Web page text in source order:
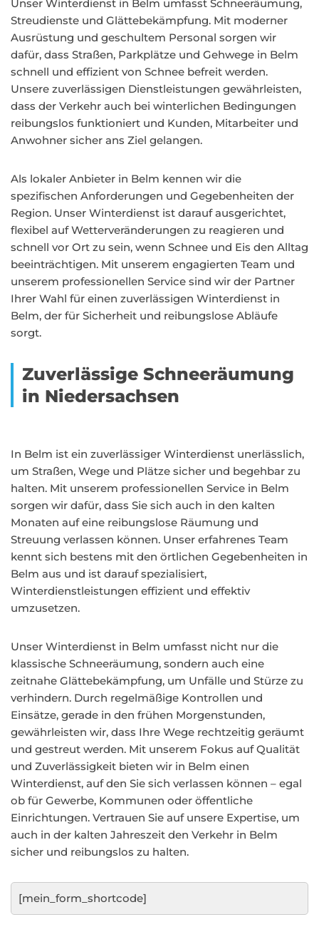
Unser Winterdienst in Belm umfasst Schneeräumung,
Streudienste und Glättebekämpfung. Mit moderner
Ausrüstung und geschultem Personal sorgen wir
dafür, dass Straßen, Parkplätze und Gehwege in Belm
schnell und effizient von Schnee befreit werden.
Unsere zuverlässigen Dienstleistungen gewährleisten,
dass der Verkehr auch bei winterlichen Bedingungen
reibungslos funktioniert und Kunden, Mitarbeiter und
Anwohner sicher ans Ziel gelangen.
Als lokaler Anbieter in Belm kennen wir die
spezifischen Anforderungen und Gegebenheiten der
Region. Unser Winterdienst ist darauf ausgerichtet,
flexibel auf Wetterveränderungen zu reagieren und
schnell vor Ort zu sein, wenn Schnee und Eis den Alltag
beeinträchtigen. Mit unserem engagierten Team und
unserem professionellen Service sind wir der Partner
Ihrer Wahl für einen zuverlässigen Winterdienst in
Belm, der für Sicherheit und reibungslose Abläufe
sorgt.
Zuverlässige Schneeräumung
in Niedersachsen
In Belm ist ein zuverlässiger Winterdienst unerlässlich,
um Straßen, Wege und Plätze sicher und begehbar zu
halten. Mit unserem professionellen Service in Belm
sorgen wir dafür, dass Sie sich auch in den kalten
Monaten auf eine reibungslose Räumung und
Streuung verlassen können. Unser erfahrenes Team
kennt sich bestens mit den örtlichen Gegebenheiten in
Belm aus und ist darauf spezialisiert,
Winterdienstleistungen effizient und effektiv
umzusetzen.
Unser Winterdienst in Belm umfasst nicht nur die
klassische Schneeräumung, sondern auch eine
zeitnahe Glättebekämpfung, um Unfälle und Stürze zu
verhindern. Durch regelmäßige Kontrollen und
Einsätze, gerade in den frühen Morgenstunden,
gewährleisten wir, dass Ihre Wege rechtzeitig geräumt
und gestreut werden. Mit unserem Fokus auf Qualität
und Zuverlässigkeit bieten wir in Belm einen
Winterdienst, auf den Sie sich verlassen können – egal
ob für Gewerbe, Kommunen oder öffentliche
Einrichtungen. Vertrauen Sie auf unsere Expertise, um
auch in der kalten Jahreszeit den Verkehr in Belm
sicher und reibungslos zu halten.
[mein_form_shortcode]